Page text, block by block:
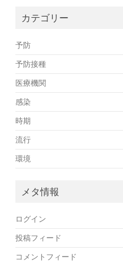
カテゴリー
予防
予防接種
医療機関
感染
時期
流行
環境
メタ情報
ログイン
投稿フィード
コメントフィード